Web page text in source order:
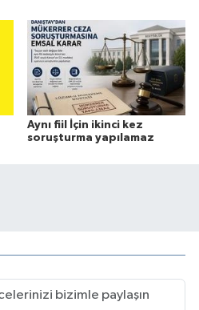
Aynı fiil İçin ikinci kez
soruşturma yapılamaz